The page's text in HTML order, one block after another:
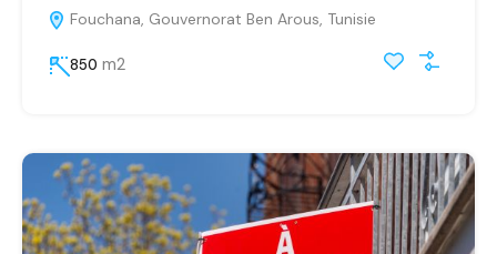
Fouchana, Gouvernorat Ben Arous, Tunisie
850 m2